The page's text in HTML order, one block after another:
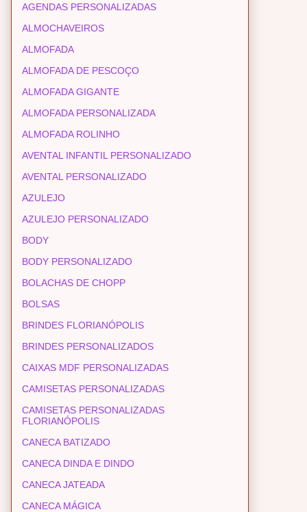
AGENDAS PERSONALIZADAS
ALMOCHAVEIROS
ALMOFADA
ALMOFADA DE PESCOÇO
ALMOFADA GIGANTE
ALMOFADA PERSONALIZADA
ALMOFADA ROLINHO
AVENTAL INFANTIL PERSONALIZADO
AVENTAL PERSONALIZADO
AZULEJO
AZULEJO PERSONALIZADO
BODY
BODY PERSONALIZADO
BOLACHAS DE CHOPP
BOLSAS
BRINDES FLORIANÓPOLIS
BRINDES PERSONALIZADOS
CAIXAS MDF PERSONALIZADAS
CAMISETAS PERSONALIZADAS
CAMISETAS PERSONALIZADAS
FLORIANÓPOLIS
CANECA BATIZADO
CANECA DINDA E DINDO
CANECA JATEADA
CANECA MÁGICA